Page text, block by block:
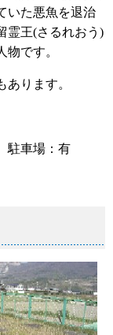
いた悪魚を退治
霊王(さるれおう)
です。
ります。
車場：有